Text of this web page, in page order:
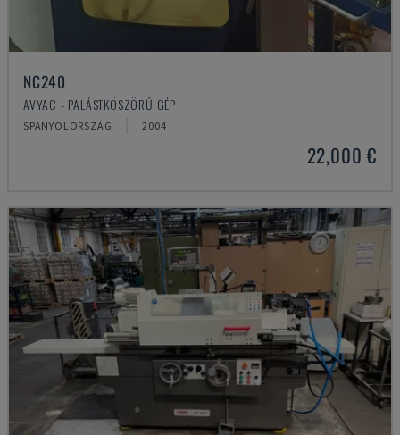
NC240
AVYAC - PALÁSTKÖSZÖRŰ GÉP
SPANYOLORSZÁG 2004
22,000 €